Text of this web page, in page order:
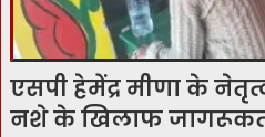
एसपी हेमेंद्र मीणा के
नशे के खिलाफ